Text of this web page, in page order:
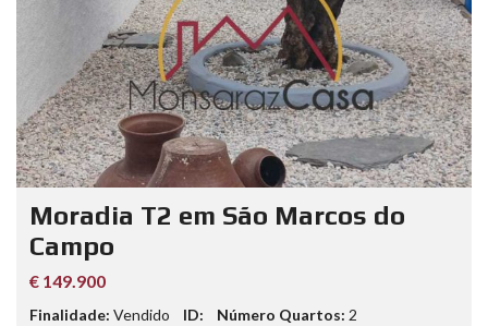
Moradia T2 em São Marcos do
Campo
€ 149.900
Finalidade: Vendido ID: Número Quartos: 2